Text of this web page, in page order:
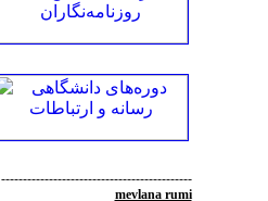
--------------------------------------------
mevlana rumi